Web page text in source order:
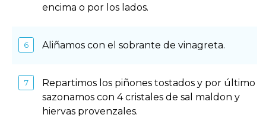
encima o por los lados.
Aliñamos con el sobrante de vinagreta.
Repartimos los piñones tostados y por último
sazonamos con 4 cristales de sal maldon y
hiervas provenzales.